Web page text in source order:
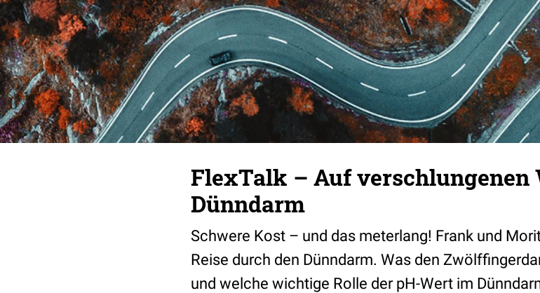
FlexTalk – Auf verschlungenen
Dünndarm
Schwere Kost – und das meterlang! Frank und
Reise durch den Dünndarm. Was den
und welche wichtige Rolle der pH-Wert im